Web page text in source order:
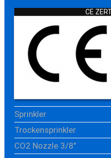
CE
Sprinkler
Trockensprinkler
CO2 Nozzle 3/8"